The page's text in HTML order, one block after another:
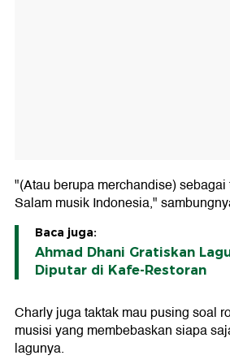
"(Atau berupa merchandise)
Salam musik Indonesia,"
Baca juga:
Ahmad Dhani Gratiskan
Diputar di Kafe-Restoran
Charly juga taktak mau pusing soal
musisi yang membebaskan siapa
lagunya.